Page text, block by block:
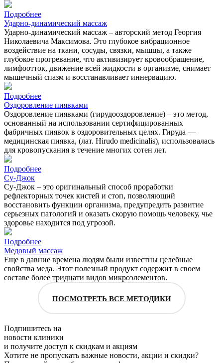
Подробнее
Ударно-динамический массаж
Ударно-динамический массаж – авторский метод Георгия
Николаевича Максимова. Это глубокое вибрационное
воздействие на ткани, сосуды, связки, мышцы, а также
глубокое прогревание, что активизирует кровообращение,
лимфоотток, движение всей жидкости в организме, снимает
мышечный спазм и восстанавливает иннервацию.
Подробнее
Оздоровление пиявками
Оздоровление пиявками (гирудооздоровление) – это метод,
основанный на использовании сертифицированных
фабричных пиявок в оздоровительных целях. Гируда —
медицинская пиявка, (лат. Hirudo medicinalis), использовалась
для кровопускания в течение многих сотен лет.
Подробнее
Су-Джок
Су-Джок – это оригинальный способ проработки
рефлекторных точек кистей и стоп, позволяющий
восстановить функции организма, предупредить развитие
серьезных патологий и оказать скорую помощь человеку, чье
здоровье находится под угрозой.
Подробнее
Медовый массаж
Еще в давние времена людям были известны целебные
свойства меда. Этот полезный продукт содержит в своем
составе более тридцати видов микроэлементов.
ПОСМОТРЕТЬ ВСЕ МЕТОДИКИ
Подпишитесь на
новости клиники
и получите доступ к скидкам и акциям
Хотите не пропускать важные новости, акции и скидки?